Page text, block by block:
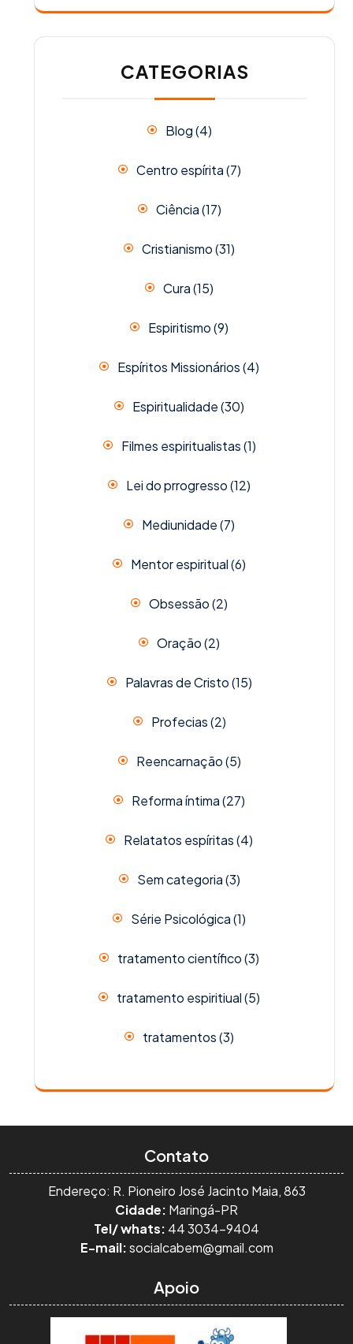
CATEGORIAS
Blog(4)
Centro espírita(7)
Ciência(17)
Cristianismo(31)
Cura(15)
Espiritismo(9)
Espíritos Missionários(4)
Espiritualidade(30)
Filmes espiritualistas(1)
Lei do prrogresso(12)
Mediunidade(7)
Mentor espiritual(6)
Obsessão(2)
Oração(2)
Palavras de Cristo(15)
Profecias(2)
Reencarnação(5)
Reforma íntima(27)
Relatatos espíritas(4)
Sem categoria(3)
Série Psicológica(1)
tratamento científico(3)
tratamento espiritiual(5)
tratamentos(3)
Contato
Endereço: R. Pioneiro José Jacinto Maia, 863
Cidade: Maringá-PR
Tel/ whats: 44 3034-9404
E-mail:socialcabem@gmail.com
Apoio